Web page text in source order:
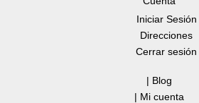
Iniciar Sesión
Direcciones
Cerrar sesión
| Blog
| Mi cuenta